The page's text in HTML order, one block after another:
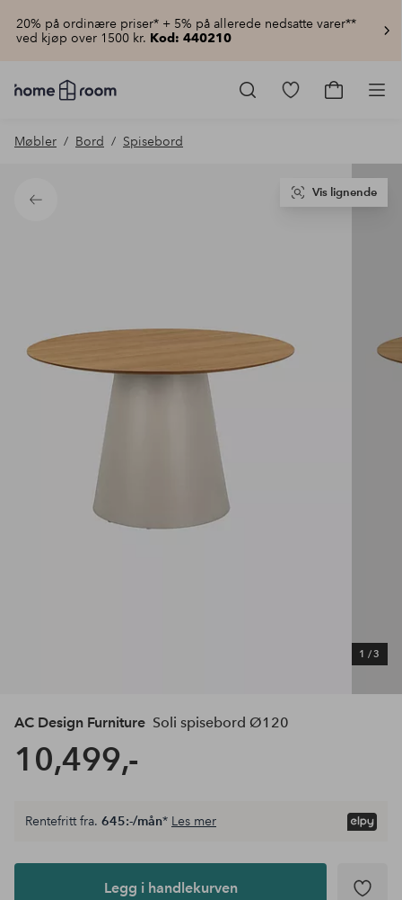
20% på ordinære priser* + 5% på allerede nedsatte varer**
ved kjøp over 1500 kr. Kod: 440210
Homeroom
–
hjemmet
pris
Gå
Gå
Møbler Bord Spisebord
Tilbake
1 /3
Vis lignende
AC Design Furniture Soli spisebord Ø120
10,499,-
Legg i
Rentefritt fra. 645:-/mån* Les mer
Legg i handlekurven